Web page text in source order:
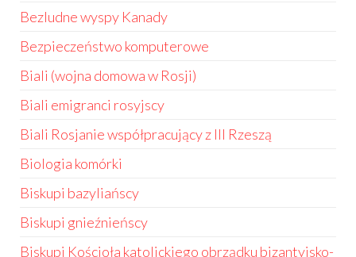
Bezludne wyspy Kanady
Bezpieczeństwo komputerowe
Biali (wojna domowa w Rosji)
Biali emigranci rosyjscy
Biali Rosjanie współpracujący z III Rzeszą
Biologia komórki
Biskupi bazyliańscy
Biskupi gnieźnieńscy
Biskupi Kościoła katolickiego obrządku bizantyjsko-